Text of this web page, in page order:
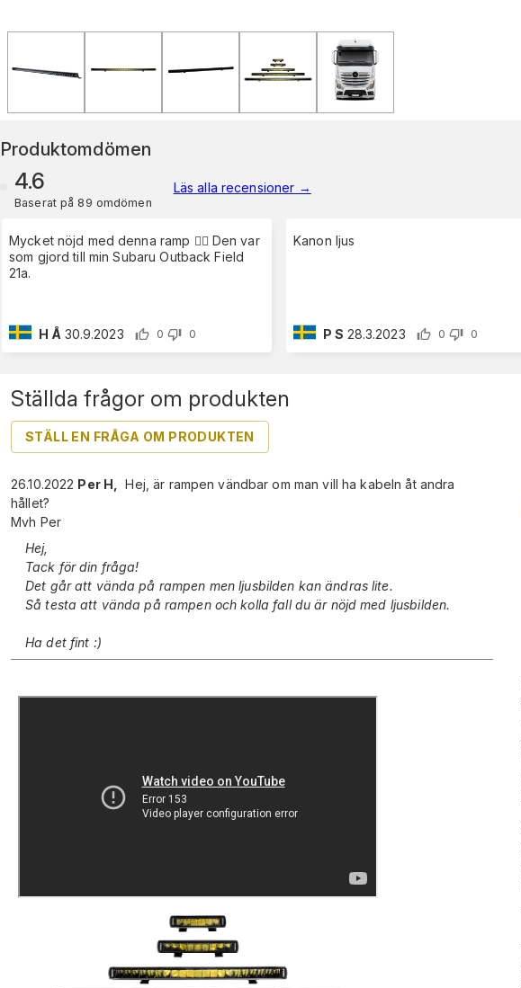
Produktomdömen
4.6
Baserat på 89 omdömen
Läs alla recensioner →
Mycket nöjd med denna ramp 👍🏼 Den var
som gjord till min Subaru Outback Field
21a.
H Å 30.9.2023 0 0
Kanon ljus
P S 28.3.2023 0 0
Ställda frågor om produkten
STÄLL EN FRÅGA OM PRODUKTEN
26.10.2022 Per H
Hej, är rampen vändbar om man vill ha kabeln åt andra
hållet?
Mvh Per
Hej,
Tack för din fråga!
Det går att vända på rampen men ljusbilden kan ändras lite.
Så testa att vända på rampen och kolla fall du är nöjd med ljusbilden.
Ha det fint :)